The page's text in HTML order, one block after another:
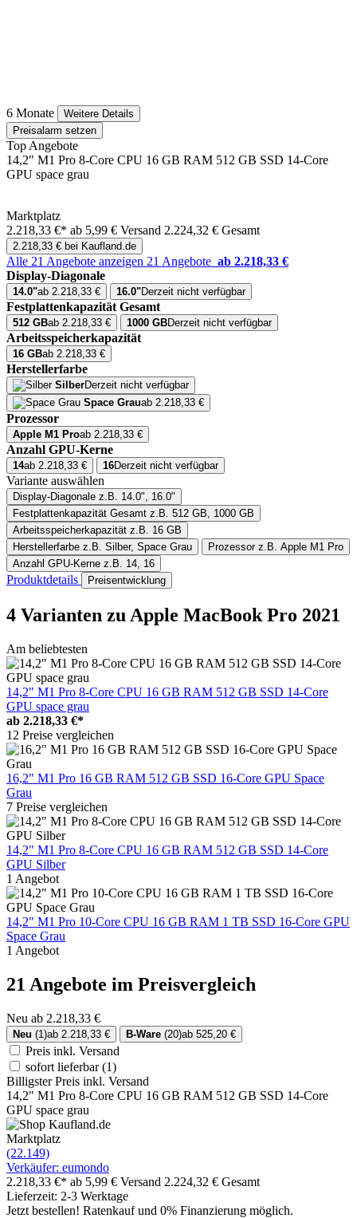
6 Monate
Weitere Details
Preisalarm setzen
Top Angebote
14,2" M1 Pro 8-Core CPU 16 GB RAM 512 GB SSD 14-Core
GPU space grau
Marktplatz
2.218,33 €* ab 5,99 € Versand 2.224,32 € Gesamt
2.218,33 € bei Kaufland.de
Alle 21 Angebote anzeigen 21 Angebote ab 2.218,33 €
Display-Diagonale
14.0"ab 2.218,33 € 16.0"Derzeit nicht verfügbar
Festplattenkapazität Gesamt
512 GBab 2.218,33 € 1000 GBDerzeit nicht verfügbar
Arbeitsspeicherkapazität
16 GBab 2.218,33 €
Herstellerfarbe
SilberDerzeit nicht verfügbar
Space Grauab 2.218,33 €
Prozessor
Apple M1 Proab 2.218,33 €
Anzahl GPU-Kerne
14ab 2.218,33 € 16Derzeit nicht verfügbar
Variante auswählen
Display-Diagonale z.B. 14.0", 16.0"
Festplattenkapazität Gesamt z.B. 512 GB, 1000 GB
Arbeitsspeicherkapazität z.B. 16 GB
Herstellerfarbe z.B. Silber, Space Grau Prozessor z.B. Apple M1 Pro
Anzahl GPU-Kerne z.B. 14, 16
Produktdetails Preisentwicklung
4 Varianten zu Apple MacBook Pro 2021
Am beliebtesten
14,2" M1 Pro 8-Core CPU 16 GB RAM 512 GB SSD 14-Core
GPU space grau
ab 2.218,33 €*
12 Preise vergleichen
16,2" M1 Pro 16 GB RAM 512 GB SSD 16-Core GPU Space
Grau
7 Preise vergleichen
14,2" M1 Pro 8-Core CPU 16 GB RAM 512 GB SSD 14-Core
GPU Silber
1 Angebot
14,2" M1 Pro 10-Core CPU 16 GB RAM 1 TB SSD 16-Core GPU
Space Grau
1 Angebot
21 Angebote im Preisvergleich
Neu ab 2.218,33 €
Neu (1)ab 2.218,33 € B-Ware (20)ab 525,20 €
Preis inkl. Versand
sofort lieferbar(1)
Billigster Preis inkl. Versand
14,2" M1 Pro 8-Core CPU 16 GB RAM 512 GB SSD 14-Core
GPU space grau
Marktplatz
(22.149)
Verkäufer: eumondo
2.218,33 €* ab 5,99 € Versand 2.224,32 € Gesamt
Lieferzeit: 2-3 Werktage
Jetzt bestellen! Ratenkauf und 0% Finanzierung möglich.